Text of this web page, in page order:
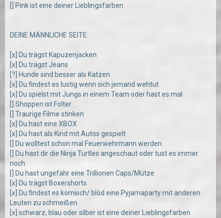
[] Pink ist eine deiner Lieblingsfarben
DEINE MÄNNLICHE SEITE:
[x] Du trägst Kapuzenjacken
[x] Du trägst Jeans
[?] Hunde sind besser als Katzen
[x] Du findest es lustig wenn sich jemand wehtut
[x] Du spielst mit Jungs in einem Team oder hast es mal
[] Shoppen ist Folter
[] Traurige Filme stinken
[x] Du hast eine XBOX
[x] Du hast als Kind mit Autos gespielt
[] Du wolltest schon mal Feuerwehrmann werden.
[] Du hast dir die Ninja Turtles angeschaut oder tust es immer
noch
[] Du hast ungefähr eine Trillionen Caps/Mütze
[x] Du trägst Boxershorts
[x] Du findest es komisch/ blöd eine Pyjamaparty mit anderen
Leuten zu schmeißen
[x] schwarz, blau oder silber ist eine deiner Lieblingsfarben